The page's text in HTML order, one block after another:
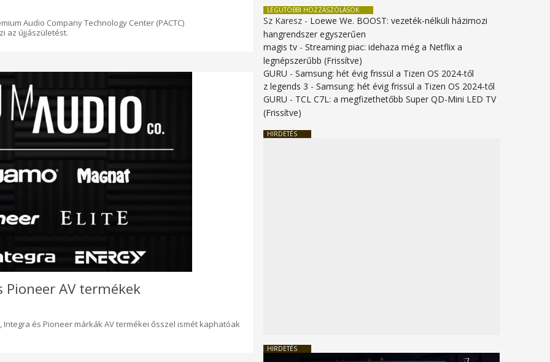
Audio Company Technology Center (PACTC)
az újjászületést.
AV termékek
és Pioneer márkák AV termékei ősszel ismét kaphatóak
LEGUTÓBBI HOZZÁSZÓLÁSOK
Sz Karesz - Loewe We. BOOST: vezeték-nélküli házimozi
hangrendszer egyszerűen
magis tv -Streaming piac: idehaza még a Netflix a
legnépszerűbb (Frissítve)
GURU -Samsung: hét évig frissül a Tizen OS 2024-től
z legends 3 -Samsung: hét évig frissül a Tizen OS 2024-től
GURU - TCL C7L: a megfizethetőbb Super QD-Mini LED TV
(Frissítve)
HIRDETÉS
HIRDETÉS